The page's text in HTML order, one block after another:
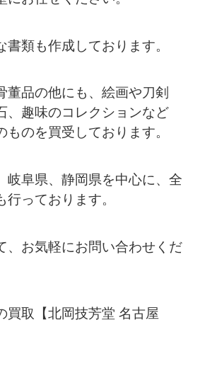
類も作成しております。
董品の他にも、絵画や刀剣
、趣味のコレクションなど
のを買受しております。
岐阜県、静岡県を中心に、全
っております。
、お気軽にお問い合わせくだ
買取【北岡技芳堂 名古屋